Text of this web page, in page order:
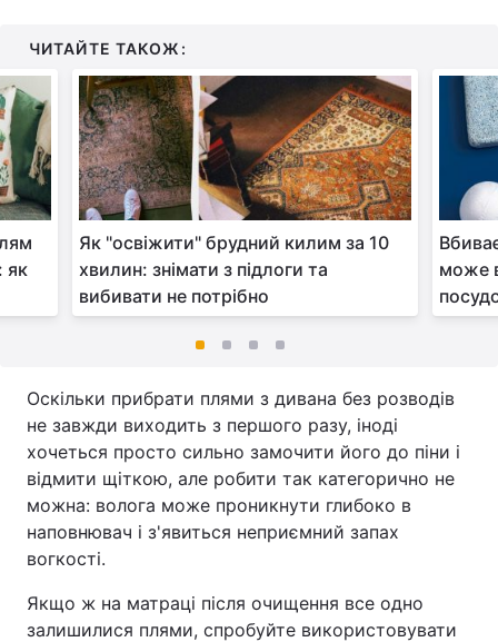
ЧИТАЙТЕ ТАКОЖ:
як
Як "освіжити" брудний килим за 10
хвилин: знімати з підлоги та
вибивати не потрібно
може
Оскільки прибрати плями з дивана без розводів
не завжди виходить з першого разу, іноді
хочеться просто сильно замочити його до піни і
відмити щіткою, але робити так категорично не
можна: волога може проникнути глибоко в
наповнювач і з'явиться неприємний запах
вогкості.
Якщо ж на матраці після очищення все одно
залишилися плями, спробуйте використовувати